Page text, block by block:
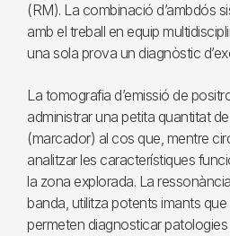
(RM). La combinació d’ambdós
amb el treball en equip
una sola prova un diagnòstic
La tomografia d’emissió de
administrar una petita quantitat
(marcador) al cos que, mentre
analitzar les característiques
la zona explorada. La
banda, utilitza potents imants
permeten diagnosticar